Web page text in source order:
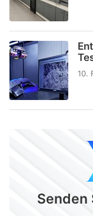
10.
Senden